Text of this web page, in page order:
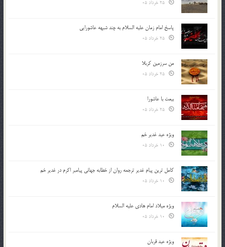
پاسخ امام زمان علیه السلام به چند شبهه عاشورایی
من سرزمین کربلا
بیعت با عاشورا
ویژه عید غدیر خم
کامل ترین پیام غدیر ترجمه روان از خطابه جهانی پیامبر اکرم در غدیر خم
ویژه میلاد امام هادی علیه السلام
ویژه عید قربان